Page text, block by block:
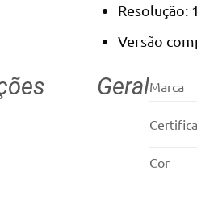
Resolução:
Versão
GeralMarca
Cor